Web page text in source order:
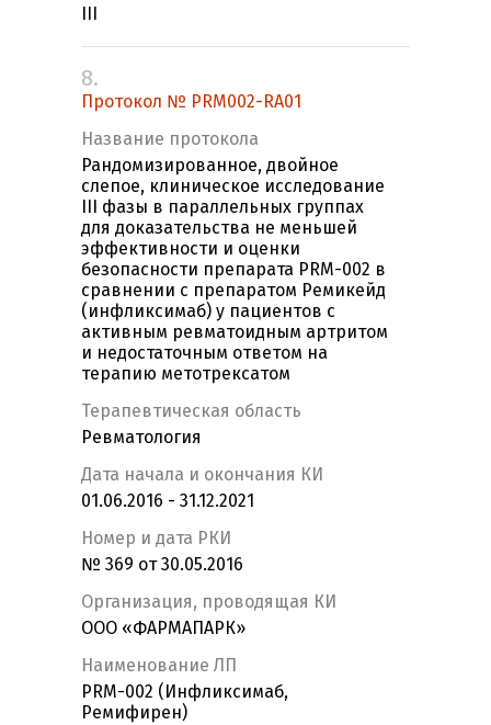
8.
Протокол № PRM002-RA01
Название протокола
Рандомизированное, двойное
слепое, клиническое исследование
III фазы в параллельных группах
для доказательства не меньшей
эффективности и оценки
безопасности препарата PRM-002 в
сравнении с препаратом Ремикейд
(инфликсимаб) у пациентов с
активным ревматоидным артритом
и недостаточным ответом на
терапию метотрексатом
Терапевтическая область
Ревматология
Дата начала и окончания КИ
01.06.2016 - 31.12.2021
Номер и дата РКИ
№ 369 от 30.05.2016
Организация, проводящая КИ
ООО «ФАРМАПАРК»
Наименование ЛП
PRM-002 (Инфликсимаб,
Ремифирен)